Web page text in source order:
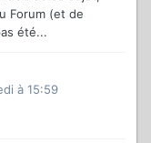
Forum (et de
été...
à 15:59